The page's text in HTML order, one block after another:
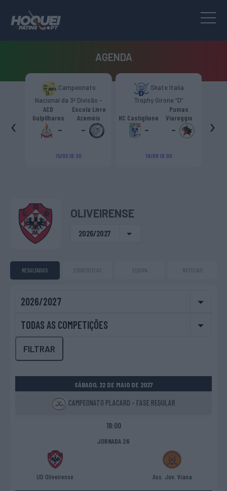
AGENDA
Campeonato
Nacional da 3ª Divisão -
Zona Norte “B”
ACD
Gulpilhares
-
Escola Livre
Azeméis
-
15/05 18:30
Skate Italia
Trophy Girone “D”
HC Castiglione
-
Pumas
Viareggio
-
19/09 18:00
HRC
‹ ›
OLIVEIRENSE
2026/2027
RESULTADOS ESTATÍSTICAS EQUIPA NOTÍCIAS
2026/2027
TODAS AS COMPETIÇÕES
FILTRAR
SÁBADO, 22 DE MAIO DE 2027
CAMPEONATO PLACARD - FASE REGULAR
18:00
JORNADA 26
UD Oliveirense Ass. Juv. Viana